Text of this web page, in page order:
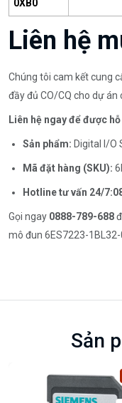
0XB0
Liên hệ
Chúng tôi cam kết cung
đầy đủ CO/CQ cho dự án
Liên hệ ngay để được
Sản phẩm: Digital I/O
Mã đặt hàng (SKU):
Hotline tư vấn 24/7:
Gọi ngay 0888-789-688
mô đun 6ES7223-
Sản